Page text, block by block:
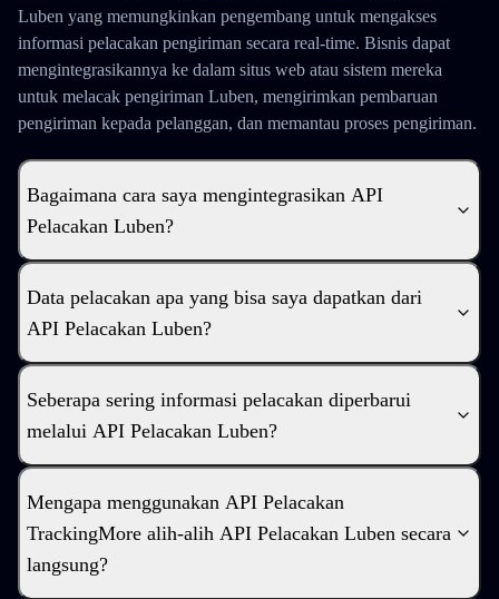
Luben yang memungkinkan pengembang untuk mengakses
informasi pelacakan pengiriman secara real-time. Bisnis dapat
mengintegrasikannya ke dalam situs web atau sistem mereka
untuk melacak pengiriman Luben, mengirimkan pembaruan
pengiriman kepada pelanggan, dan memantau proses pengiriman.
Bagaimana cara saya mengintegrasikan API
Pelacakan Luben?
Data pelacakan apa yang bisa saya dapatkan dari
API Pelacakan Luben?
Seberapa sering informasi pelacakan diperbarui
melalui API Pelacakan Luben?
Mengapa menggunakan API Pelacakan
TrackingMore alih-alih API Pelacakan Luben secara
langsung?